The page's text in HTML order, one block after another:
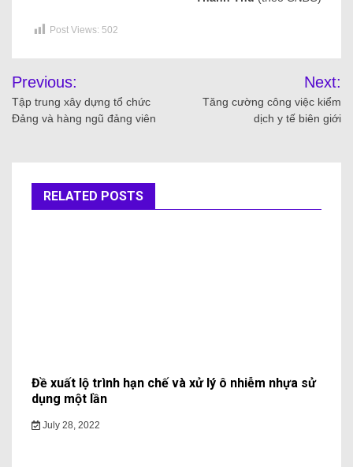
Post Views: 502
Previous:
Tập trung xây dựng tổ chức
Đảng và hàng ngũ đảng viên
Next:
Tăng cường công việc kiểm
dịch y tế biên giới
RELATED POSTS
Đề xuất lộ trình hạn chế và xử lý ô nhiễm nhựa sử
dụng một lần
July 28, 2022